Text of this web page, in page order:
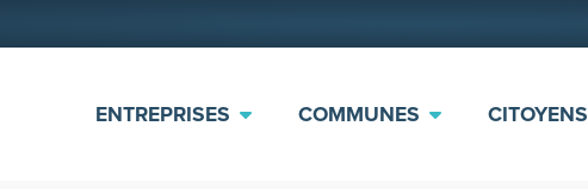
ENTREPRISES COMMUNES CITOYENS